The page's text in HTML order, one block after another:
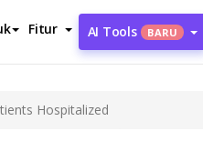
Fitur AI Tools BARU
Hospitalized